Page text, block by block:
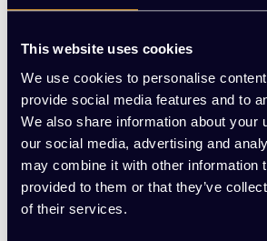
This website uses cookies
We use cookies to personalise
provide social media features and to
We also share information about your
our social media, advertising and
may combine it with other information
provided to them or that they’ve
of their services.
Kleur blad:*
Aantal +
Toevoegen aan